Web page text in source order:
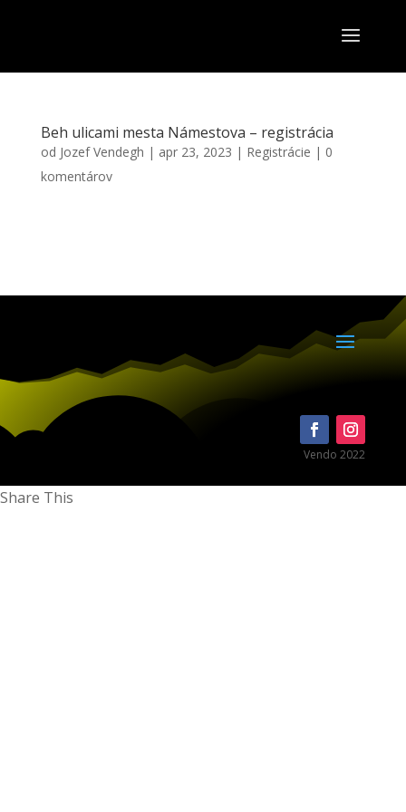
Beh ulicami mesta Námestova – registrácia
od Jozef Vendegh | apr 23, 2023 | Registrácie | 0
komentárov
Vendo 2022
Share This